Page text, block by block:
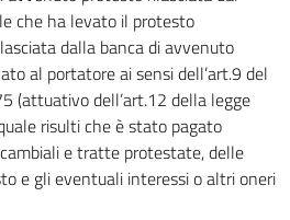
che ha levato il protesto
dalla banca di avvenuto
al portatore ai sensi dell’art.9 del
(attuativo dell’art.12 della legge
risulti che è stato pagato
e tratte protestate, delle
e gli eventuali interessi o altri oneri